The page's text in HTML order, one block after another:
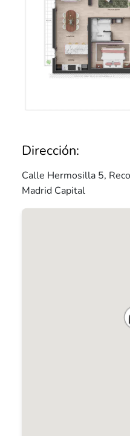
Dirección:
Calle Hermosilla 5,
Madrid Capital